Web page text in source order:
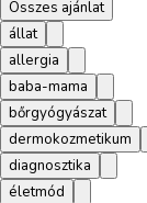
Összes ajánlat
állat
allergia
baba-mama
bőrgyógyászat
dermokozmetikum
diagnosztika
életmód